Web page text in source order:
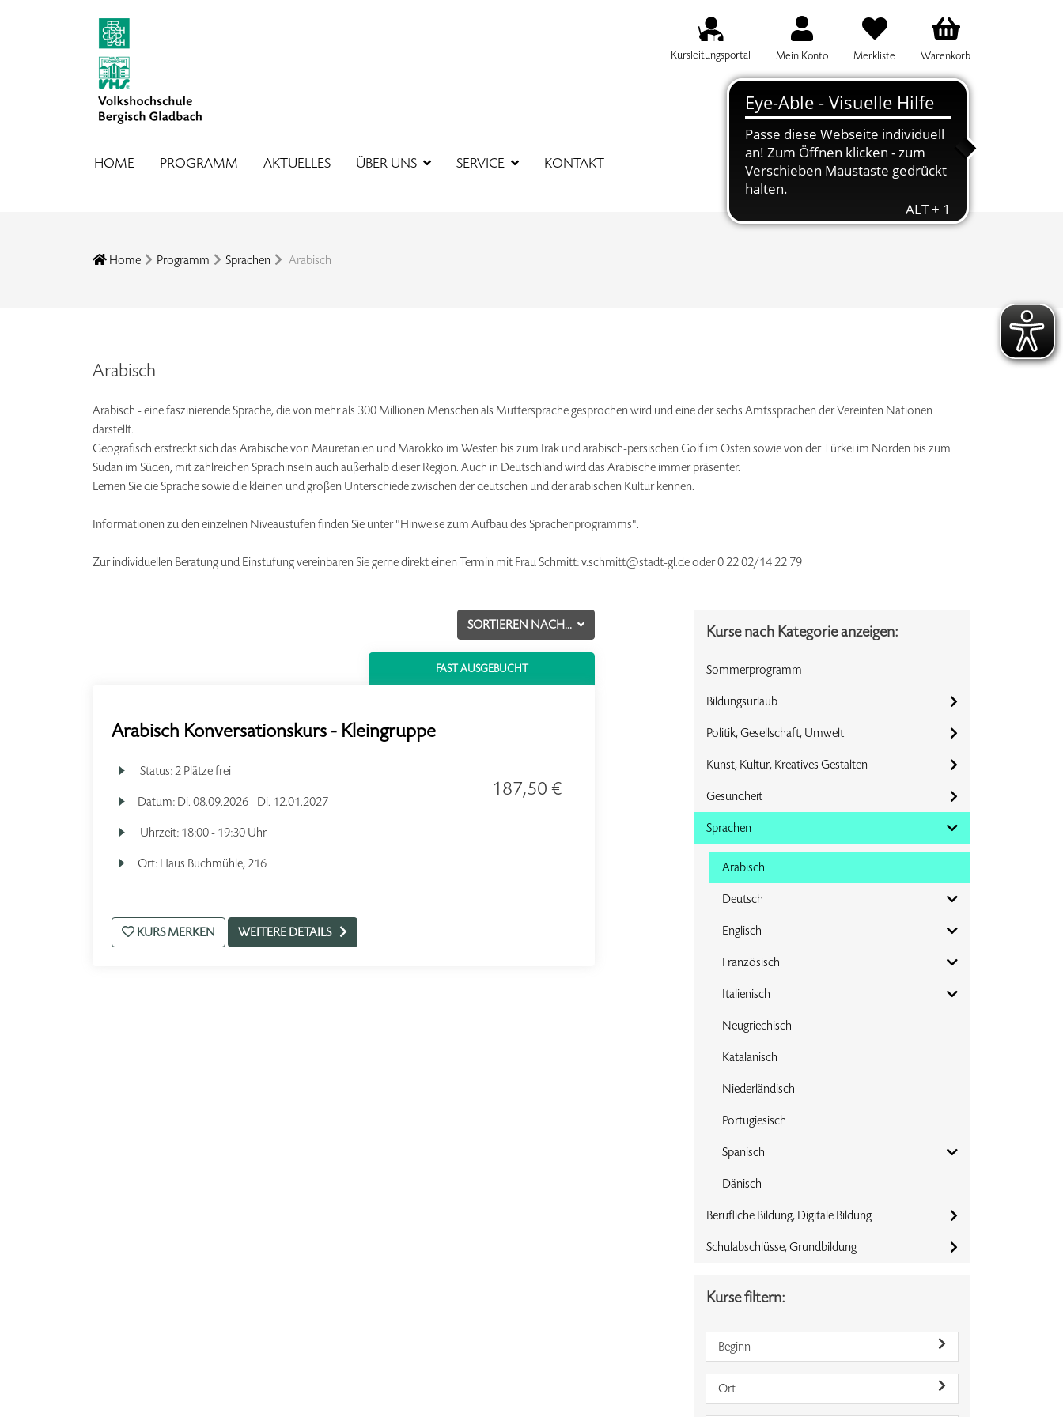
Kursleitungsportal Mein Konto Merkliste Warenkorb
HOME PROGRAMM AKTUELLES ÜBER UNS SERVICE KONTAKT
SUCHBEGRIFF FÜR DIE KURSSUCHE EINGEBEN
Home Programm Sprachen Arabisch
Arabisch
Arabisch - eine faszinierende Sprache, die von mehr als 300 Millionen Menschen als Muttersprache gesprochen wird und eine der sechs Amtssprachen der Vereinten Nationen
darstellt.
Geografisch erstreckt sich das Arabische von Mauretanien und Marokko im Westen bis zum Irak und arabisch-persischen Golf im Osten sowie von der Türkei im Norden bis zum
Sudan im Süden, mit zahlreichen Sprachinseln auch außerhalb dieser Region. Auch in Deutschland wird das Arabische immer präsenter.
Lernen Sie die Sprache sowie die kleinen und großen Unterschiede zwischen der deutschen und der arabischen Kultur kennen.
Informationen zu den einzelnen Niveaustufen finden Sie unter "Hinweise zum Aufbau des Sprachenprogramms".
Zur individuellen Beratung und Einstufung vereinbaren Sie gerne direkt einen Termin mit Frau Schmitt: v.schmitt@stadt-gl.de oder 0 22 02/14 22 79
SORTIEREN NACH...
FAST AUSGEBUCHT
Arabisch Konversationskurs - Kleingruppe
Status:2 Plätze frei
Datum: Di. 08.09.2026 - Di. 12.01.2027
Uhrzeit: 18:00 - 19:30 Uhr
Ort: Haus Buchmühle, 216
187,50 €
KURS MERKEN WEITERE DETAILS
Kurse nach Kategorie anzeigen:
Sommerprogramm
Bildungsurlaub
Politik, Gesellschaft, Umwelt
Kunst, Kultur, Kreatives Gestalten
Gesundheit
Sprachen
Arabisch
Deutsch
Englisch
Französisch
Italienisch
Neugriechisch
Katalanisch
Niederländisch
Portugiesisch
Spanisch
Dänisch
Berufliche Bildung, Digitale Bildung
Schulabschlüsse, Grundbildung
Kurse filtern:
Beginn
Ort